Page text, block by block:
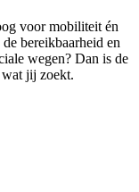
voor mobiliteit én
bereikbaarheid en
wegen? Dan is de
jij zoekt.